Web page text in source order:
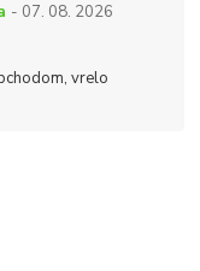
- 07. 08. 2026
vrelo